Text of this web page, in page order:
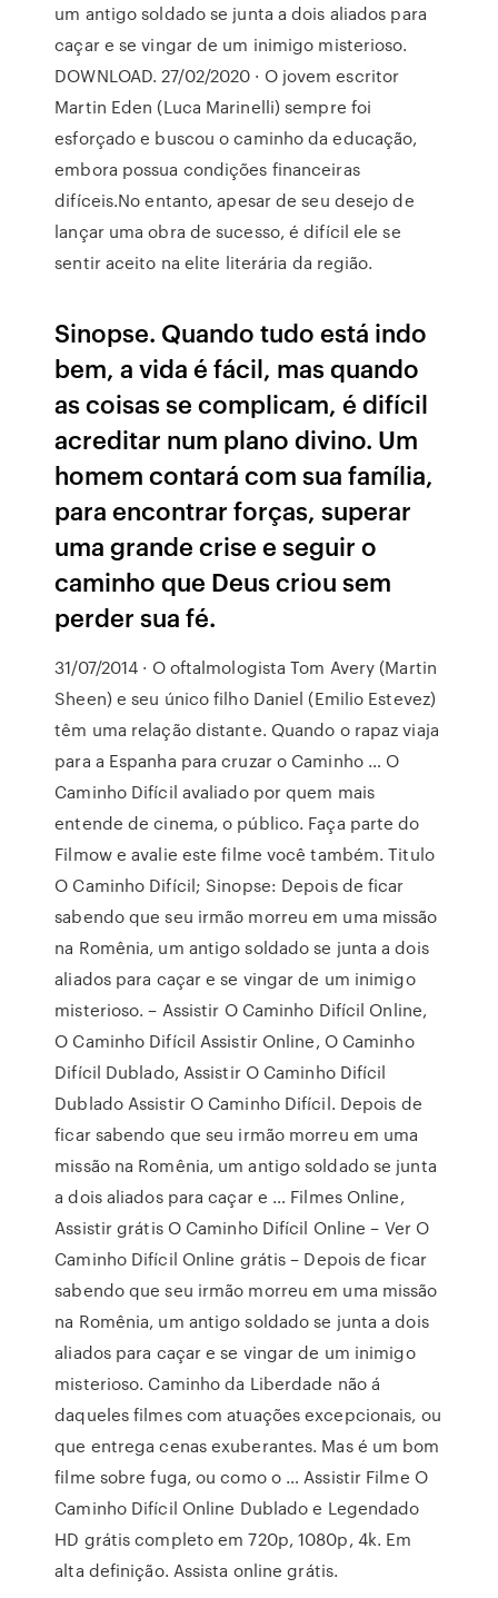
um antigo soldado se junta a dois aliados para
caçar e se vingar de um inimigo misterioso.
DOWNLOAD. 27/02/2020 · O jovem escritor
Martin Eden (Luca Marinelli) sempre foi
esforçado e buscou o caminho da educação,
embora possua condições financeiras
difíceis.No entanto, apesar de seu desejo de
lançar uma obra de sucesso, é difícil ele se
sentir aceito na elite literária da região.
Sinopse. Quando tudo está indo
bem, a vida é fácil, mas quando
as coisas se complicam, é difícil
acreditar num plano divino. Um
homem contará com sua família,
para encontrar forças, superar
uma grande crise e seguir o
caminho que Deus criou sem
perder sua fé.
31/07/2014 · O oftalmologista Tom Avery (Martin
Sheen) e seu único filho Daniel (Emilio Estevez)
têm uma relação distante. Quando o rapaz viaja
para a Espanha para cruzar o Caminho … O
Caminho Difícil avaliado por quem mais
entende de cinema, o público. Faça parte do
Filmow e avalie este filme você também. Titulo
O Caminho Difícil; Sinopse: Depois de ficar
sabendo que seu irmão morreu em uma missão
na Romênia, um antigo soldado se junta a dois
aliados para caçar e se vingar de um inimigo
misterioso. – Assistir O Caminho Difícil Online,
O Caminho Difícil Assistir Online, O Caminho
Difícil Dublado, Assistir O Caminho Difícil
Dublado Assistir O Caminho Difícil. Depois de
ficar sabendo que seu irmão morreu em uma
missão na Romênia, um antigo soldado se junta
a dois aliados para caçar e … Filmes Online,
Assistir grátis O Caminho Difícil Online – Ver O
Caminho Difícil Online grátis – Depois de ficar
sabendo que seu irmão morreu em uma missão
na Romênia, um antigo soldado se junta a dois
aliados para caçar e se vingar de um inimigo
misterioso. Caminho da Liberdade não á
daqueles filmes com atuações excepcionais, ou
que entrega cenas exuberantes. Mas é um bom
filme sobre fuga, ou como o … Assistir Filme O
Caminho Difícil Online Dublado e Legendado
HD grátis completo em 720p, 1080p, 4k. Em
alta definição. Assista online grátis.